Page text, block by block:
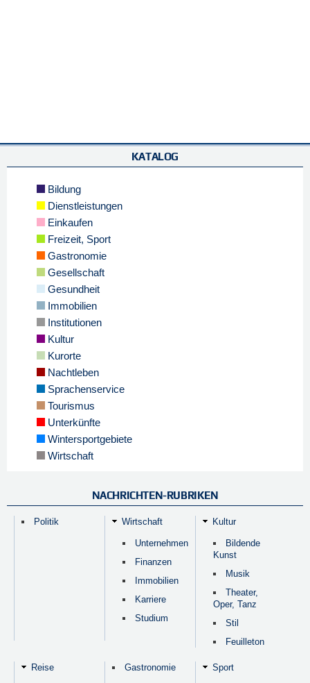
KATALOG
Bildung
Dienstleistungen
Einkaufen
Freizeit, Sport
Gastronomie
Gesellschaft
Gesundheit
Immobilien
Institutionen
Kultur
Kurorte
Nachtleben
Sprachenservice
Tourismus
Unterkünfte
Wintersportgebiete
Wirtschaft
NACHRICHTEN-RUBRIKEN
Politik Wirtschaft
Unternehmen
Finanzen
Immobilien
Karriere
Studium
Kultur
Bildende
Kunst
Musik
Theater,
Oper, Tanz
Stil
Feuilleton
Reise Gastronomie Sport